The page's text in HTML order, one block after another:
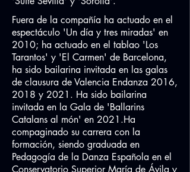
Fuera de la compañía ha actuado en el
espectáculo 'Un día y tres miradas' en
2010; ha actuado en el tablao 'Los
Tarantos' y 'El Carmen' de Barcelona,
ha sido bailarina invitada en las galas
de clausura de Valencia Endanza 2016,
2018 y 2021. Ha sido bailarina
invitada en la Gala de 'Ballarins
Catalans al món' en 2021.Ha
compaginado su carrera con la
formación, siendo graduada en
Pedagogía de la Danza Española en el
Conservatorio Superior María de Ávila y